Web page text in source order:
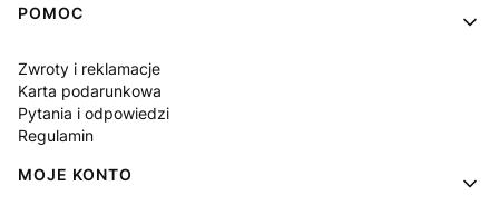
Linki w stopce
POMOC
Zwroty i reklamacje
Karta podarunkowa
Pytania i odpowiedzi
Regulamin
MOJE KONTO